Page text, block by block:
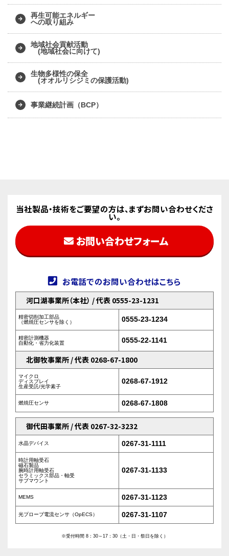
再生可能エネルギー
への取り組み
地域社会貢献活動
(地域社会に向けて)
生物多様性の保全
(オオルリシジミの保護活動)
事業継続計画（BCP）
当社製品・技術をご要望の方は、まずお問い合わせくださ
い。
お問い合わせフォーム
お電話でのお問い合わせはこちら
河口湖事業所（本社） / 代表 0555-23-1231
精密切削加工部品
（燃焼圧センサを除く）
0555-23-1234
精密計測機器
自動化・省力化装置
0555-22-1141
北御牧事業所 / 代表 0268-67-1800
マイクロ
ディスプレイ
生産受託/光学素子
0268-67-1912
燃焼圧センサ 0268-67-1808
御代田事業所 / 代表 0267-32-3232
水晶デバイス 0267-31-1111
時計用軸受石
磁石製品
腕時計用軸受石
セラミックス部品・軸受
サブマウント
0267-31-1133
MEMS 0267-31-1123
光プローブ電流センサ（OpECS） 0267-31-1107
※受付時間 8：30～17：30（土・日・祭日を除く）